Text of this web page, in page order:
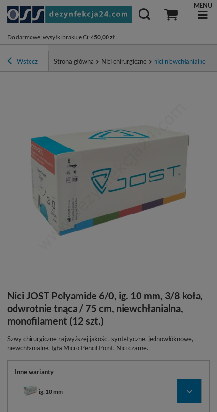
Do darmowej wysyłki brakuje Ci: 450,00 zł
MENU
Wstecz Strona główna Nici chirurgiczne nici niewchłanialne
Nici JOST Polyamide 6/0, ig. 10 mm, 3/8 koła,
odwrotnie tnąca / 75 cm, niewchłanialna,
monofilament (12 szt.)
Szwy chirurgiczne najwyższej jakości, syntetyczne, jednowłóknowe,
niewchłanialne. Igła Micro Pencil Point. Nici czarne.
Inne warianty
ig. 10 mm